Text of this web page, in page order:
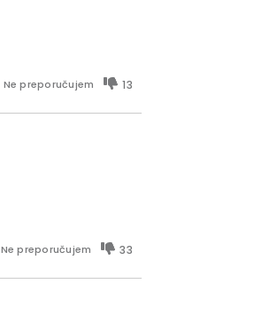
Ne preporučujem 13
Ne preporučujem 33